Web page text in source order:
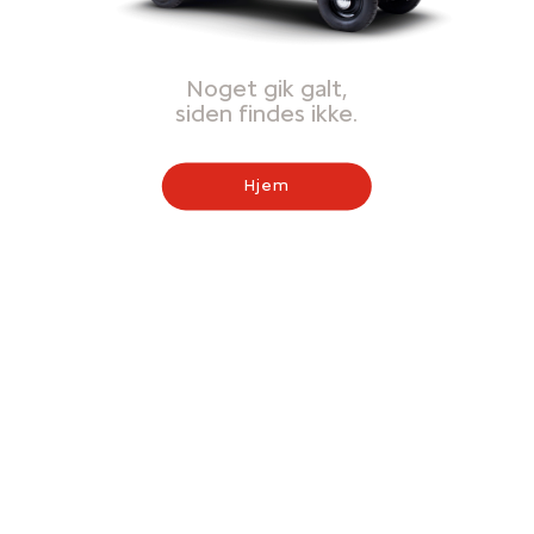
Noget gik galt,
siden findes ikke.
Hjem